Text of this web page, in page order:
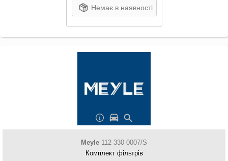
Немає в наявності
Meyle 112 330 0007/S
Комплект фільтрів